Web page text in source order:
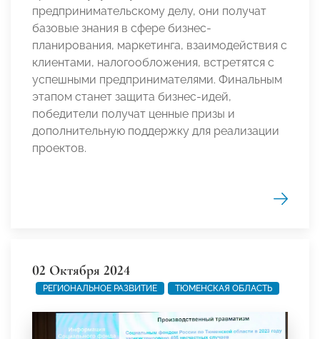
предпринимательскому делу, они получат
базовые знания в сфере бизнес-
планирования, маркетинга, взаимодействия с
клиентами, налогообложения, встретятся с
успешными предпринимателями. Финальным
этапом станет защита бизнес-идей,
победители получат ценные призы и
дополнительную поддержку для реализации
проектов.
02 Октября 2024
РЕГИОНАЛЬНОЕ РАЗВИТИЕ ТЮМЕНСКАЯ ОБЛАСТЬ